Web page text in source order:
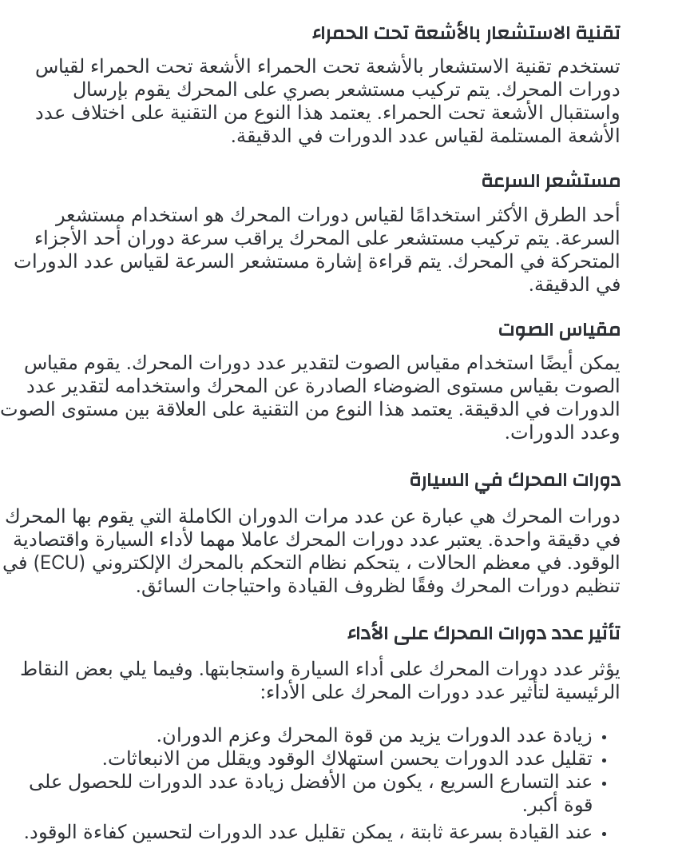
تقنية الاستشعار بالأشعة تحت الحمراء
تستخدم تقنية الاستشعار بالأشعة تحت الحمراء الأشعة تحت الحمراء لقياس
دورات المحرك. يتم تركيب مستشعر بصري على المحرك يقوم بإرسال
واستقبال الأشعة تحت الحمراء. يعتمد هذا النوع من التقنية على اختلاف عدد
الأشعة المستلمة لقياس عدد الدورات في الدقيقة.
مستشعر السرعة
أحد الطرق الأكثر استخدامًا لقياس دورات المحرك هو استخدام مستشعر
السرعة. يتم تركيب مستشعر على المحرك يراقب سرعة دوران أحد الأجزاء
المتحركة في المحرك. يتم قراءة إشارة مستشعر السرعة لقياس عدد الدورات
في الدقيقة.
مقياس الصوت
يمكن أيضًا استخدام مقياس الصوت لتقدير عدد دورات المحرك. يقوم مقياس
الصوت بقياس مستوى الضوضاء الصادرة عن المحرك واستخدامه لتقدير عدد
الدورات في الدقيقة. يعتمد هذا النوع من التقنية على العلاقة بين مستوى الصوت
وعدد الدورات.
دورات المحرك في السيارة
دورات المحرك هي عبارة عن عدد مرات الدوران الكاملة التي يقوم بها المحرك
في دقيقة واحدة. يعتبر عدد دورات المحرك عاملا مهما لأداء السيارة واقتصادية
الوقود. في معظم الحالات ، يتحكم نظام التحكم بالمحرك الإلكتروني (ECU) في
تنظيم دورات المحرك وفقًا لظروف القيادة واحتياجات السائق.
تأثير عدد دورات المحرك على الأداء
يؤثر عدد دورات المحرك على أداء السيارة واستجابتها. وفيما يلي بعض النقاط
الرئيسية لتأثير عدد دورات المحرك على الأداء:
زيادة عدد الدورات يزيد من قوة المحرك وعزم الدوران.
تقليل عدد الدورات يحسن استهلاك الوقود ويقلل من الانبعاثات.
عند التسارع السريع ، يكون من الأفضل زيادة عدد الدورات للحصول على
قوة أكبر.
عند القيادة بسرعة ثابتة ، يمكن تقليل عدد الدورات لتحسين كفاءة الوقود.